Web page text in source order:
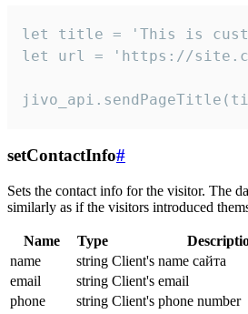
let title = 'This is
let url = 'https://
setContactInfo#
Sets the contact info for the visitor. The
similarly as if the visitors introduced
Name Type
name
string Client's name сайта
email
string Client's email
phone
string Client's phone number